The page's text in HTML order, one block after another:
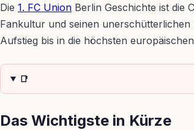
Die 1. FC Union Berlin Geschichte ist die
Fankultur und seinen unerschütterlichen
Aufstieg bis in die höchsten
📑
Das Wichtigste in Kürze